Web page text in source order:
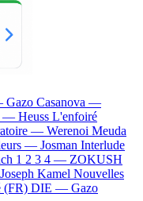
Gazo Casanova —
— Heuss L'enfoiré
— Werenoi Meuda
— Josman Interlude
1 2 3 4 — ZOKUSH
Joseph Kamel Nouvelles
(FR) DIE — Gazo